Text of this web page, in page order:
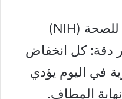
طورت المعاهد الوطنية للصحة (NIH)
دقة: كل انخفاض
في اليوم يؤدي
في نهاية المطاف.